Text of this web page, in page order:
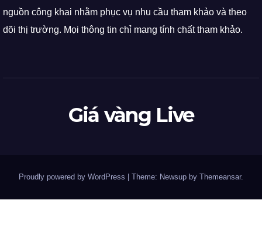
nguồn công khai nhằm phục vụ nhu cầu tham khảo và theo
dõi thị trường. Mọi thông tin chỉ mang tính chất tham khảo.
Giá vàng Live
Proudly powered by WordPress Theme: Newsup by Themeansar.